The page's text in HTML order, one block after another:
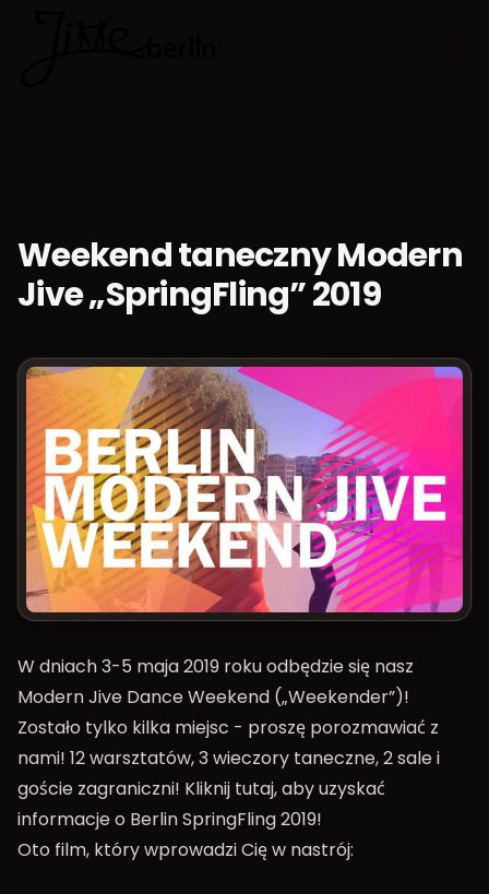
Weekend taneczny Modern
Jive „SpringFling” 2019
W dniach 3-5 maja 2019 roku odbędzie się nasz
Modern Jive Dance Weekend („Weekender”)!
Zostało tylko kilka miejsc - proszę porozmawiać z
nami! 12 warsztatów, 3 wieczory taneczne, 2 sale i
goście zagraniczni! Kliknij tutaj, aby uzyskać
informacje o Berlin SpringFling 2019!
Oto film, który wprowadzi Cię w nastrój: